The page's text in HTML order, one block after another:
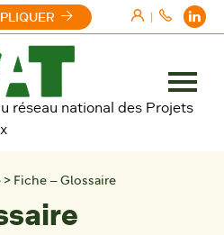
|
réseau national des Projets
Ouvrir
le
> Fiche – Glossaire